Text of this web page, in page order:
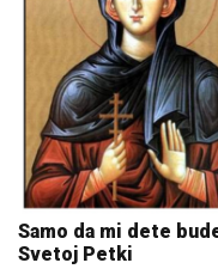
Samo da mi dete
Svetoj Petki